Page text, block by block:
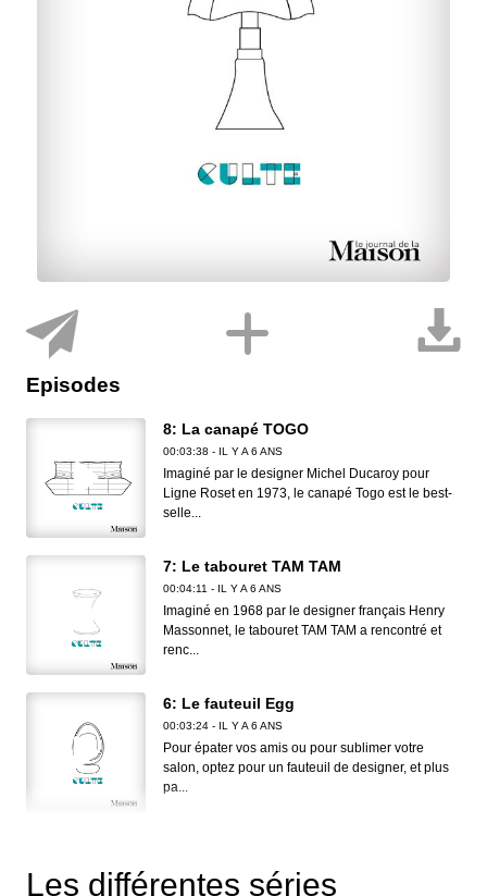
Episodes
8: La canapé TOGO
00:03:38 - IL Y A 6 ANS
Imaginé par le designer Michel Ducaroy pour
Ligne Roset en 1973, le canapé Togo est le best-
selle...
7: Le tabouret TAM TAM
00:04:11 - IL Y A 6 ANS
Imaginé en 1968 par le designer français Henry
Massonnet, le tabouret TAM TAM a rencontré et
renc...
6: Le fauteuil Egg
00:03:24 - IL Y A 6 ANS
Pour épater vos amis ou pour sublimer votre
salon, optez pour un fauteuil de designer, et plus
pa...
Vous l'avez certainement déjà vu dans les
Les différentes séries